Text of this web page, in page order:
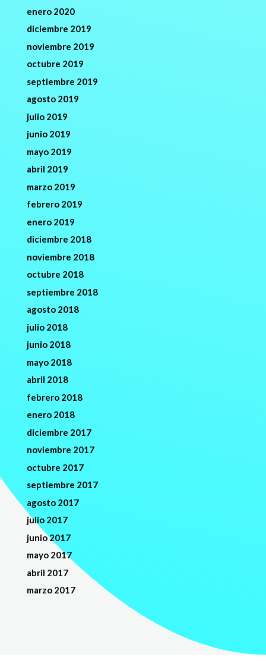
enero 2020
diciembre 2019
noviembre 2019
octubre 2019
septiembre 2019
agosto 2019
julio 2019
junio 2019
mayo 2019
abril 2019
marzo 2019
febrero 2019
enero 2019
diciembre 2018
noviembre 2018
octubre 2018
septiembre 2018
agosto 2018
julio 2018
junio 2018
mayo 2018
abril 2018
febrero 2018
enero 2018
diciembre 2017
noviembre 2017
octubre 2017
septiembre 2017
agosto 2017
julio 2017
junio 2017
mayo 2017
abril 2017
marzo 2017